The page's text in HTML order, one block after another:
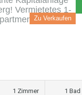
Zu Verkaufen
1 Zimmer 1 Bad